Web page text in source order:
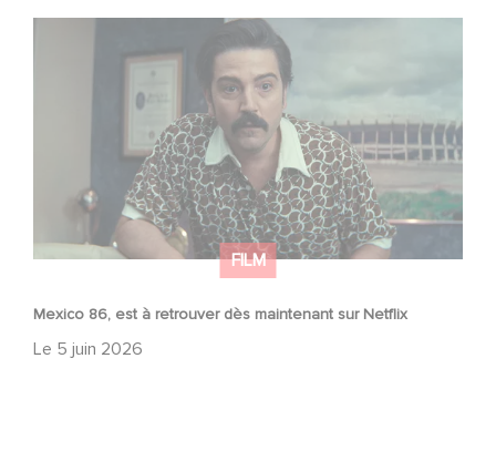
FILM
Mexico 86, est à retrouver dès maintenant sur Netflix
Le 5 juin 2026
Mexico 86, est à retrouver dès maintenant sur Netflix